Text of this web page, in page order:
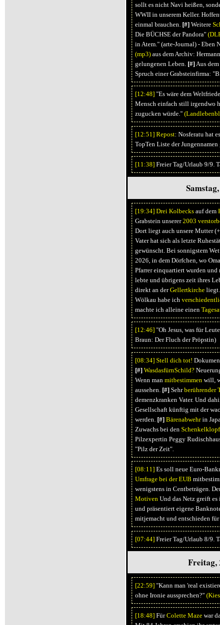
sollt es nicht Navi heißen,
WWII in unserem Keller.
einmal brauchen. [#]Weitere
Die BÜCHSE der Pandora"
in Atem." (arte-Journal) - Eben
(mp3)aus dem Archiv:
gelungenen Leben. [#]Aus
Spruch einer Grabsteinfirma:
[12:48]"Es wäre dem
Mensch einfach still irgendwo
zugucken würde."
[12:51] Repost: Nosferatu hat
TopTen Liste der Jungennamen
[11:38]Freier Tag/Urlaub 9/9.
[19:34] Drei Kolbecksauf dem
Grabstein unserer2003
Dort liegt auch unsere Mutter
Vater hat sich als letzte
gewünscht. Bei sonnigstem
2026, in dem Dörfchen, wo
Pfarrer einquartiert wurden
lebte und übrigens zeit ihres
direkt an derGellertkirche
Wölkau habe ich
machte ich alleine einen
[12:46]"Oh Jesus, was für
Braun: Der Fluch der Pröpstin)
[08:34] Stell dich tot!
[#] WasdasfürnSchild?
Wenn man mitbestimmen will,
aussehen. [#]Sehrberührender
demenzkranken Vater. Und
Gesellschaft künftig mit der
werden. [#] Bärenabwehrin
Zuwachs bei den
Pilzexpertin Peggy
"Pilz der Zeit".
[08:11]Es soll neue Euro-
Umfrage bei der EUB
wenigstens in Centbeträgen.
MotivenUnd das Netz greift
und präsentiert eigene
mitjemacht und entschieden
[07:44]Freier Tag/Urlaub 8/9.
Freitag,
[22:59]"Kann man 'real
ohne Ironie aussprechen?"
[18:48]FürColette Mazewar